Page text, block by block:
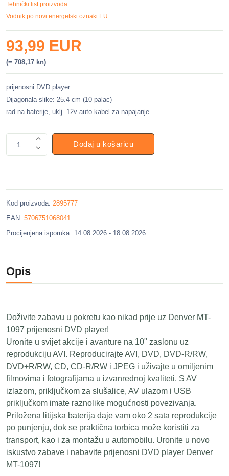
Tehnički list proizvoda
Vodnik po novi energetski oznaki EU
93,99 EUR
(= 708,17 kn)
prijenosni DVD player
Dijagonala slike: 25.4 cm (10 palac)
rad na baterije, uklj. 12v auto kabel za napajanje
1 Dodaj u košaricu
Kod proizvoda: 2895777
EAN: 5706751068041
Procijenjena isporuka: 14.08.2026 - 18.08.2026
Opis
Doživite zabavu u pokretu kao nikad prije uz Denver MT-
1097 prijenosni DVD player!
Uronite u svijet akcije i avanture na 10" zaslonu uz
reprodukciju AVI. Reproducirajte AVI, DVD, DVD-R/RW,
DVD+R/RW, CD, CD-R/RW i JPEG i uživajte u omiljenim
filmovima i fotografijama u izvanrednoj kvaliteti. S AV
izlazom, priključkom za slušalice, AV ulazom i USB
priključkom imate raznolike mogućnosti povezivanja.
Priložena litijska baterija daje vam oko 2 sata reprodukcije
po punjenju, dok se praktična torbica može koristiti za
transport, kao i za montažu u automobilu. Uronite u novo
iskustvo zabave i nabavite prijenosni DVD player Denver
MT-1097!